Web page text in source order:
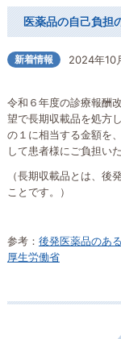
医薬品の自己負担
新着情報 2024年10
令和６年度の診療報酬
望で長期収載品を処方
の１に相当する金額
して患者様にご負担い
（長期収載品とは、
ことです。）
参考： 後発医薬品のあ
厚生労働省